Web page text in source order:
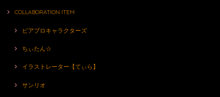
COLLABORATION ITEM
ピアプロキャラクターズ
ちぃたん☆
イラストレーター【てぃら】
サンリオ